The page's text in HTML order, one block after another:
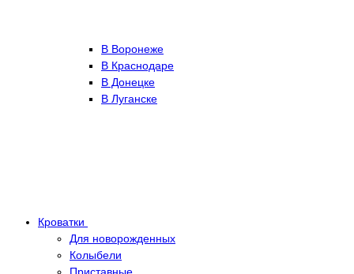
В Воронеже
В Краснодаре
В Донецке
В Луганске
Кроватки
Для новорожденных
Колыбели
Приставные